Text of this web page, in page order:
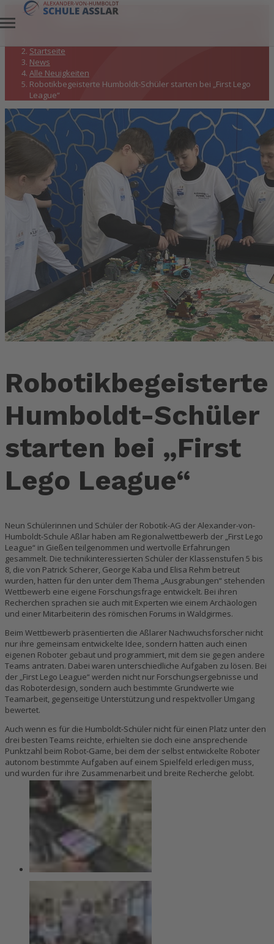
Alle Neuigkeiten
Startseite
News
Alle Neuigkeiten
Robotikbegeisterte Humboldt-Schüler starten bei „First Lego
League“
Robotikbegeisterte
Humboldt-Schüler
starten bei „First
Lego League“
Neun Schülerinnen und Schüler der Robotik-AG der Alexander-von-
Humboldt-Schule Aßlar haben am Regionalwettbewerb der „First Lego
League“ in Gießen teilgenommen und wertvolle Erfahrungen
gesammelt. Die technikinteressierten Schüler der Klassenstufen 5 bis
8, die von Patrick Scherer, George Kaba und Elisa Rehm betreut
wurden, hatten für den unter dem Thema „Ausgrabungen“ stehenden
Wettbewerb eine eigene Forschungsfrage entwickelt. Bei ihren
Recherchen sprachen sie auch mit Experten wie einem Archäologen
und einer Mitarbeiterin des römischen Forums in Waldgirmes.
Beim Wettbewerb präsentierten die Aßlarer Nachwuchsforscher nicht
nur ihre gemeinsam entwickelte Idee, sondern hatten auch einen
eigenen Roboter gebaut und programmiert, mit dem sie gegen andere
Teams antraten. Dabei waren unterschiedliche Aufgaben zu lösen. Bei
der „First Lego League“ werden nicht nur Forschungsergebnisse und
das Roboterdesign, sondern auch bestimmte Grundwerte wie
Teamarbeit, gegenseitige Unterstützung und respektvoller Umgang
bewertet.
Auch wenn es für die Humboldt-Schüler nicht für einen Platz unter den
drei besten Teams reichte, erhielten sie doch eine ansprechende
Punktzahl beim Robot-Game, bei dem der selbst entwickelte Roboter
autonom bestimmte Aufgaben auf einem Spielfeld erledigen muss,
und wurden für ihre Zusammenarbeit und breite Recherche gelobt.